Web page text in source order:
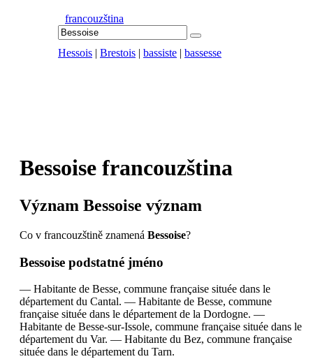
francouzština
Hessois | Brestois | bassiste | bassesse
Bessoise francouzština
Význam Bessoise význam
Co v francouzštině znamená Bessoise?
Bessoise podstatné jméno
— Habitante de Besse, commune française située dans le
département du Cantal. — Habitante de Besse, commune
française située dans le département de la Dordogne. —
Habitante de Besse-sur-Issole, commune française située dans le
département du Var. — Habitante du Bez, commune française
située dans le département du Tarn.